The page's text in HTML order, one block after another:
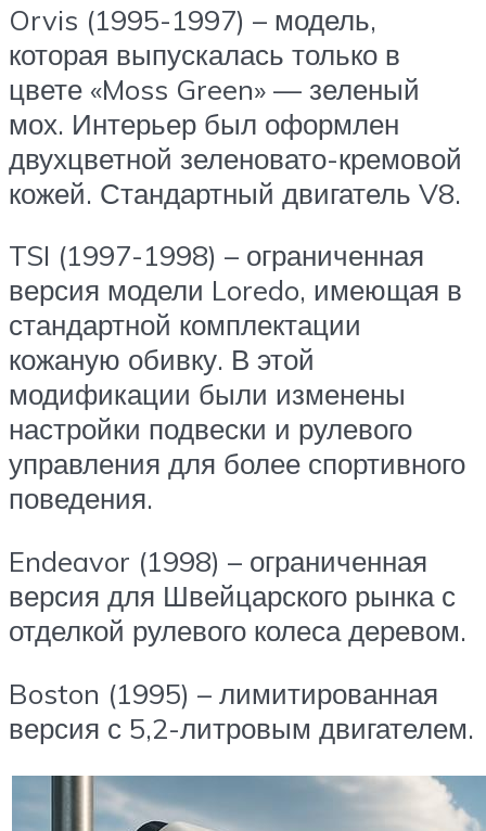
Orvis (1995-1997) – модель,
которая выпускалась только в
цвете «Moss Green» — зеленый
мох. Интерьер был оформлен
двухцветной зеленовато-кремовой
кожей. Стандартный двигатель V8.
TSI (1997-1998) – ограниченная
версия модели Loredo, имеющая в
стандартной комплектации
кожаную обивку. В этой
модификации были изменены
настройки подвески и рулевого
управления для более спортивного
поведения.
Endeavor (1998) – ограниченная
версия для Швейцарского рынка с
отделкой рулевого колеса деревом.
Boston (1995) – лимитированная
версия с 5,2-литровым двигателем.